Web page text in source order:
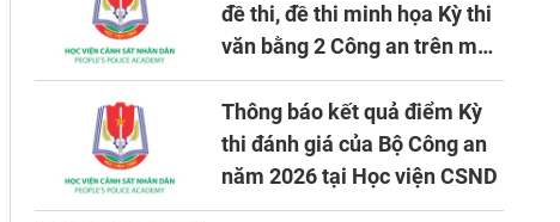
đề thi, đề thi minh họa Kỳ thi
văn bằng 2 Công an trên máy
tính
Thông báo kết quả điểm Kỳ
thi đánh giá của Bộ Công an
năm 2026 tại Học viện CSND